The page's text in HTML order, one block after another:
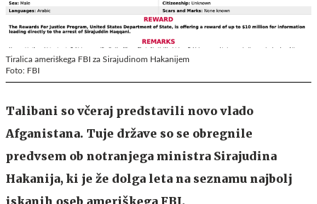
Tiralica ameriškega FBI za Sirajudinom Hakanijem
Foto: FBI
Talibani so včeraj predstavili novo vlado
Afganistana. Tuje države so se obregnile
predvsem ob notranjega ministra Sirajudina
Hakanija, ki je že dolga leta na seznamu najbolj
iskanih oseb ameriškega FBI.